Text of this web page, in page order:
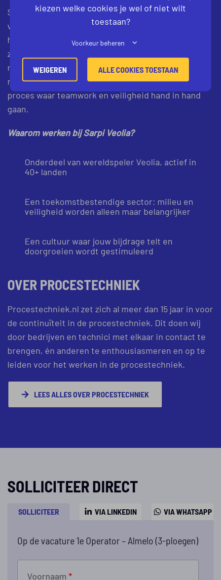
Sarpi Veolia is Europees marktleider in de veilige
verwerking van gevaarlijk afval. In Almelo staat een
hypermoderne locatie waar chemisch afval
zorgvuldig wordt verwerkt volgens de strengste
milieu- en veiligheidsnormen. Hier werk je met de
nieuwste installaties, binnen een strak geregeld
proces waar teamwork en veiligheid hand in hand
gaan.
Waarom werken bij Sarpi Veolia?
Onderdeel van wereldspeler Veolia, actief in
40+ landen
Een toekomstbestendige sector: milieu en
veiligheid worden alleen maar belangrijker
Een cultuur waar jouw bijdrage telt en
doorgroeien wordt gestimuleerd
OVER PROCESTECHNIEK
Procestechniek.nl zet zich al meer dan 15 jaar in voor
de continuïteit in de procestechniek. Dit doen wij
door bedrijven en technici met elkaar in contact te
brengen, én anderen te enthousiasmeren en op te
leiden voor het werken in de procestechniek.
LEES ALLES OVER PROCESTECHNIEK
SOLLICITEER DIRECT
SOLLICITEER VIA LINKEDIN VIA WHATSAPP
Op de vacature 1e Operator – Almelo (3-ploegen)
Voornaam *
kiezen welke cookies je wel of niet wilt
toestaan?
Voorkeur beheren
WEIGEREN ALLE COOKIES TOESTAAN